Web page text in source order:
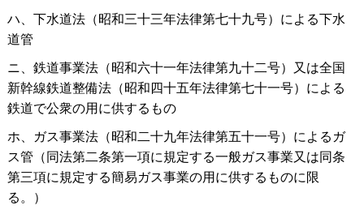
ハ、下水道法（昭和三十三年法律第七十九号）による下水
道管
ニ、鉄道事業法（昭和六十一年法律第九十二号）又は全国
新幹線鉄道整備法（昭和四十五年法律第七十一号）による
鉄道で公衆の用に供するもの
ホ、ガス事業法（昭和二十九年法律第五十一号）によるガ
ス管（同法第二条第一項に規定する一般ガス事業又は同条
第三項に規定する簡易ガス事業の用に供するものに限
る。）